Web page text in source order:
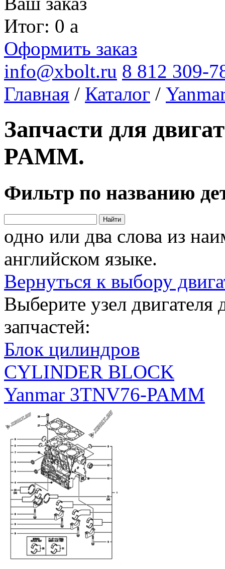
Итог: 0 a
Оформить заказ
info@xbolt.ru 8 812 309-
Главная / Каталог /
Запчасти для
PAMM.
Фильтр по названию
Найти
одно или два слова из
английском языке.
Вернуться к выбору
Выберите узел
запчастей:
Блок цилиндров
CYLINDER BLOCK
Yanmar 3TNV76-PAMM